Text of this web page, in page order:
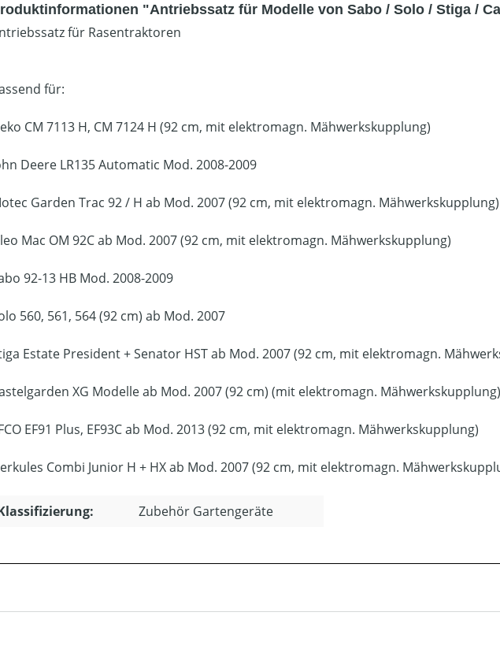
"Antriebssatz für Modelle von Sabo / Solo / Stiga /
für Rasentraktoren
für:
CM 7113 H, CM 7124 H (92 cm, mit elektromagn. Mähwerkskupplung)
Deere LR135 Automatic Mod. 2008-2009
Garden Trac 92 / H ab Mod. 2007 (92 cm, mit elektromagn. Mähwerkskupplung)
Mac OM 92C ab Mod. 2007 (92 cm, mit elektromagn. Mähwerkskupplung)
92-13 HB Mod. 2008-2009
560, 561, 564 (92 cm) ab Mod. 2007
Estate President + Senator HST ab Mod. 2007 (92 cm, mit elektromagn.
XG Modelle ab Mod. 2007 (92 cm) (mit elektromagn. Mähwerkskupplung)
EF91 Plus, EF93C ab Mod. 2013 (92 cm, mit elektromagn. Mähwerkskupplung)
Combi Junior H + HX ab Mod. 2007 (92 cm, mit elektromagn.
Zubehör Gartengeräte